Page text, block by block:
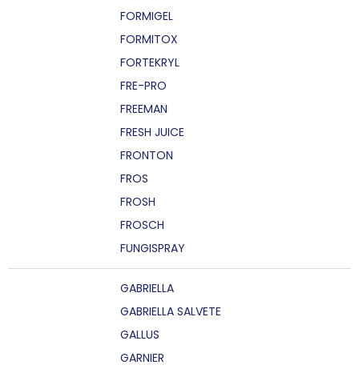
FORMIGEL
FORMITOX
FORTEKRYL
FRE-PRO
FREEMAN
FRESH JUICE
FRONTON
FROS
FROSH
FROSCH
FUNGISPRAY
GABRIELLA
GABRIELLA SALVETE
GALLUS
GARNIER